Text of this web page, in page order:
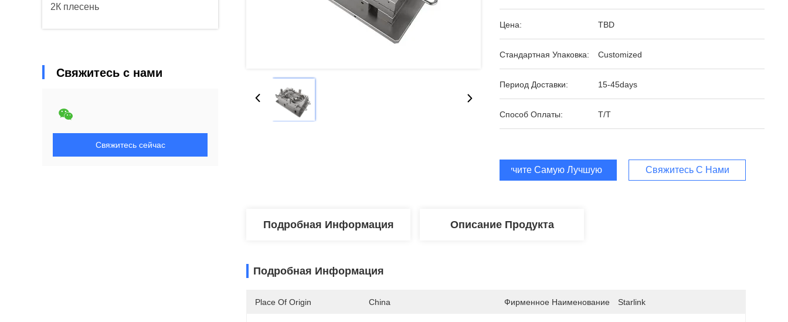
2К плесень
Свяжитесь с нами
Свяжитесь сейчас
Цена: TBD
Стандартная Упаковка: Customized
Период Доставки: 15-45days
Способ Оплаты: T/T
Получите Самую Лучшую Цену Свяжитесь С Нами
Подробная Информация Описание Продукта
Подробная Информация
Place Of Origin China Фирменное Наименование Starlink